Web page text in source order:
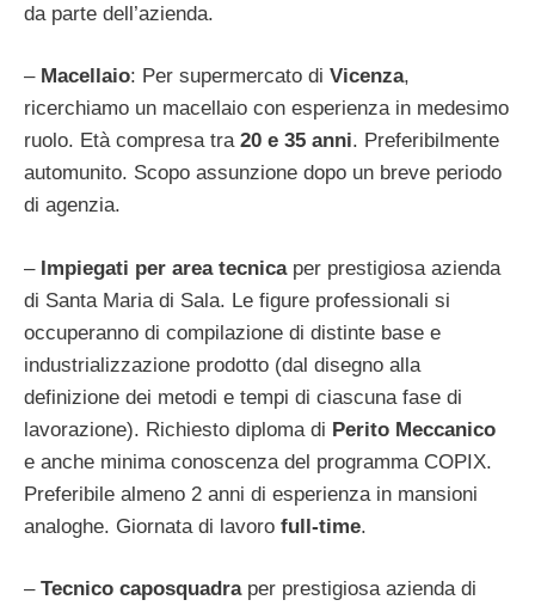
da parte dell’azienda.
– Macellaio: Per supermercato di Vicenza,
ricerchiamo un macellaio con esperienza in medesimo
ruolo. Età compresa tra 20 e 35 anni. Preferibilmente
automunito. Scopo assunzione dopo un breve periodo
di agenzia.
– Impiegati per area tecnicaper prestigiosa azienda
di Santa Maria di Sala. Le figure professionali si
occuperanno di compilazione di distinte base e
industrializzazione prodotto (dal disegno alla
definizione dei metodi e tempi di ciascuna fase di
lavorazione). Richiesto diploma di Perito Meccanico
e anche minima conoscenza del programma COPIX.
Preferibile almeno 2 anni di esperienza in mansioni
analoghe. Giornata di lavoro full-time.
– Tecnico caposquadraper prestigiosa azienda di